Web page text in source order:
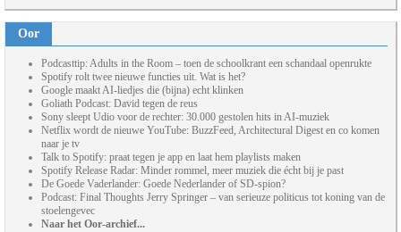
Oor
Podcasttip: Adults in the Room – toen de schoolkrant een schandaal openrukte
Spotify rolt twee nieuwe functies uit. Wat is het?
Google maakt AI-liedjes die (bijna) echt klinken
Goliath Podcast: David tegen de reus
Sony sleept Udio voor de rechter: 30.000 gestolen hits in AI-muziek
Netflix wordt de nieuwe YouTube: BuzzFeed, Architectural Digest en co komen
naar je tv
Talk to Spotify: praat tegen je app en laat hem playlists maken
Spotify Release Radar: Minder rommel, meer muziek die écht bij je past
De Goede Vaderlander: Goede Nederlander of SD-spion?
Podcast: Final Thoughts Jerry Springer – van serieuze politicus tot koning van de
stoelengevec
Naar het Oor-archief...